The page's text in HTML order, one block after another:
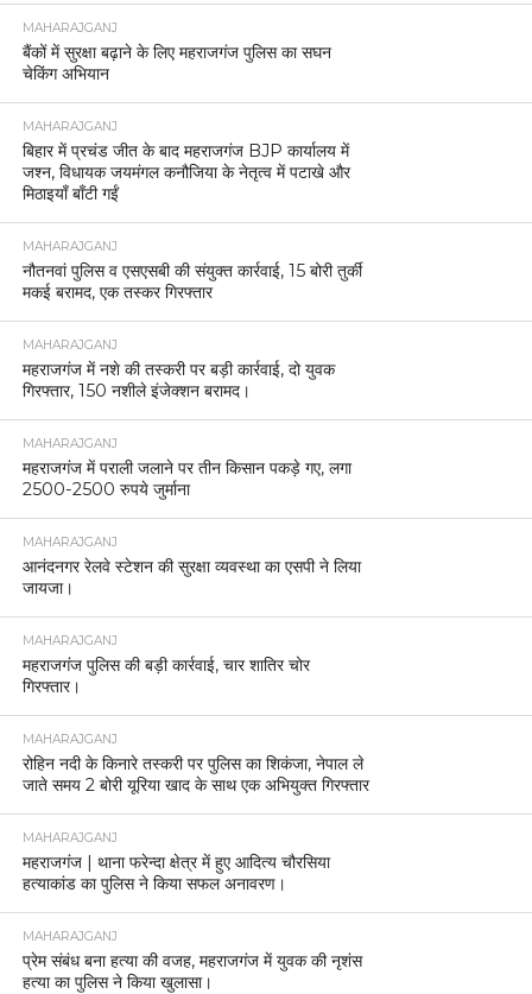
MAHARAJGANJ
बैंकों में सुरक्षा बढ़ाने के लिए महराजगंज पुलिस का सघन
चेकिंग अभियान
MAHARAJGANJ
बिहार में प्रचंड जीत के बाद महराजगंज BJP कार्यालय में
जश्न, विधायक जयमंगल कनौजिया के नेतृत्व में पटाखे और
मिठाइयाँ बाँटी गईं
MAHARAJGANJ
नौतनवां पुलिस व एसएसबी की संयुक्त कार्रवाई, 15 बोरी तुर्की
मकई बरामद, एक तस्कर गिरफ्तार
MAHARAJGANJ
महराजगंज में नशे की तस्करी पर बड़ी कार्रवाई, दो युवक
गिरफ्तार, 150 नशीले इंजेक्शन बरामद।
MAHARAJGANJ
महराजगंज में पराली जलाने पर तीन किसान पकड़े गए, लगा
2500-2500 रुपये जुर्माना
MAHARAJGANJ
आनंदनगर रेलवे स्टेशन की सुरक्षा व्यवस्था का एसपी ने लिया
जायजा।
MAHARAJGANJ
महराजगंज पुलिस की बड़ी कार्रवाई, चार शातिर चोर
गिरफ्तार।
MAHARAJGANJ
रोहिन नदी के किनारे तस्करी पर पुलिस का शिकंजा, नेपाल ले
जाते समय 2 बोरी यूरिया खाद के साथ एक अभियुक्त गिरफ्तार
MAHARAJGANJ
महराजगंज | थाना फरेन्दा क्षेत्र में हुए आदित्य चौरसिया
हत्याकांड का पुलिस ने किया सफल अनावरण।
MAHARAJGANJ
प्रेम संबंध बना हत्या की वजह, महराजगंज में युवक की नृशंस
हत्या का पुलिस ने किया खुलासा।